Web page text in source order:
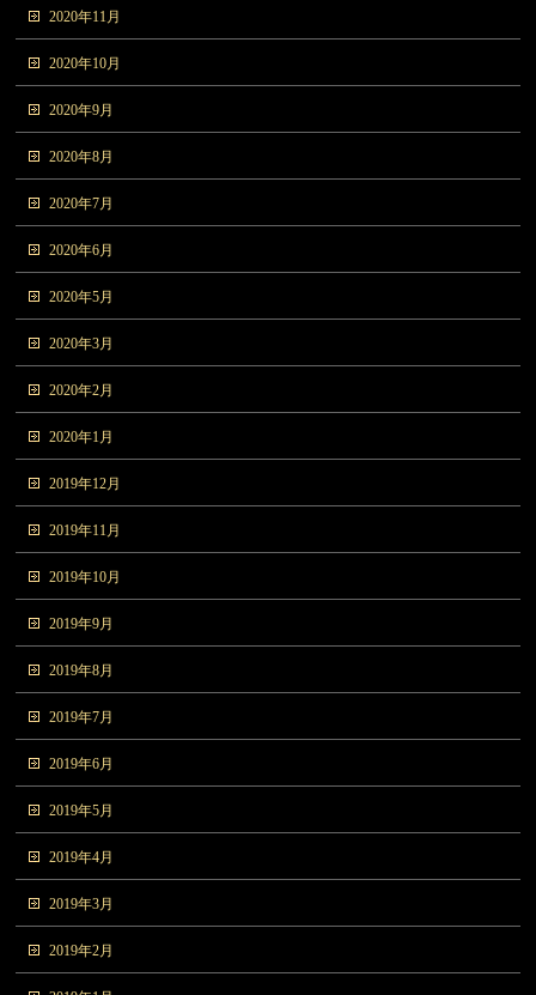
2020年11月
2020年10月
2020年9月
2020年8月
2020年7月
2020年6月
2020年5月
2020年3月
2020年2月
2020年1月
2019年12月
2019年11月
2019年10月
2019年9月
2019年8月
2019年7月
2019年6月
2019年5月
2019年4月
2019年3月
2019年2月